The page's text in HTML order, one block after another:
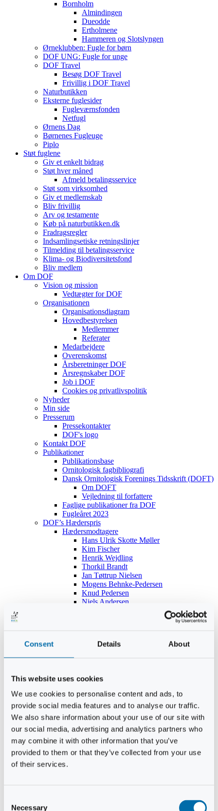
Consent Details About
This website uses cookies
We use cookies to personalise content and ads, to
provide social media features and to analyse our traffic.
We also share information about your use of our site with
our social media, advertising and analytics partners who
may combine it with other information that you’ve
provided to them or that they’ve collected from your use
of their services.
Necessary
Bornholm
Almindingen
Dueodde
Ertholmene
Hammeren og Slotslyngen
Ørneklubben: Fugle for børn
DOF UNG: Fugle for unge
DOF Travel
Besøg DOF Travel
Frivillig i DOF Travel
Naturbutikken
Eksterne fuglesider
Fugleværnsfonden
Netfugl
Ørnens Dag
Børnenes Fugleuge
Piplo
Støt fuglene
Giv et enkelt bidrag
Støt hver måned
Afmeld betalingsservice
Støt som virksomhed
Giv et medlemskab
Bliv frivillig
Arv og testamente
Køb på naturbutikken.dk
Fradragsregler
Indsamlingsetiske retningslinjer
Tilmelding til betalingsservice
Klima- og Biodiversitetsfond
Bliv medlem
Om DOF
Vision og mission
Vedtægter for DOF
Organisationen
Organisationsdiagram
Hovedbestyrelsen
Medlemmer
Referater
Medarbejdere
Overenskomst
Årsberetninger DOF
Årsregnskaber DOF
Job i DOF
Cookies og privatlivspolitik
Nyheder
Min side
Presserum
Pressekontakter
DOF's logo
Kontakt DOF
Publikationer
Publikationsbase
Ornitologisk fagbibliografi
Dansk Ornitologisk Forenings Tidsskrift (DOFT)
Om DOFT
Vejledning til forfattere
Faglige publikationer fra DOF
Fugleåret 2023
DOF’s Hæderspris
Hædersmodtagere
Hans Ulrik Skotte Møller
Kim Fischer
Henrik Wejdling
Thorkil Brandt
Jan Tøttrup Nielsen
Mogens Behnke-Pedersen
Knud Pedersen
Niels Andersen
Christian Hjorth
Niels Thomas Rosenberg
Benny Gensbøl
Bent Jakobsen
Svend Andersen
Bent Wigh
Jens-Kjeld Jensen
Jon Fjeldså
William Carøe Aarestrup
Erik Mølgaard